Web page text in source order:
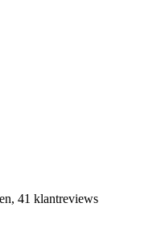
41 klantreviews